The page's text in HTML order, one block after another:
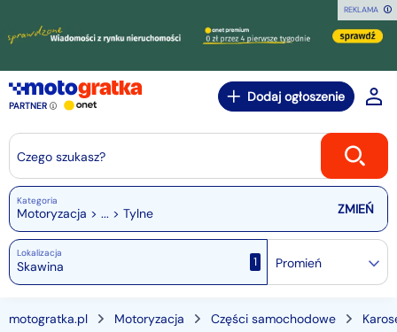
REKLAMA
PARTNER
Dodaj ogłoszenie
Czego szukasz?
Kategoria
Motoryzacja > ... > Tylne
Lokalizacja
1 Promień
motogratka.pl Motoryzacja Części samochodowe